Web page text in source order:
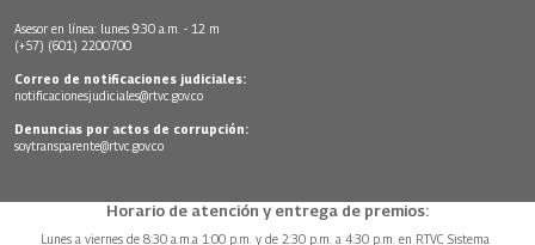
Asesor en línea: lunes 9:30 a.m. - 12 m
(+57) (601) 2200700
Correo de notificaciones judiciales:
notificacionesjudiciales@rtvc.gov.co
Denuncias por actos de corrupción:
soytransparente@rtvc.gov.co
Horario de atención y entrega de premios:
Lunes a viernes de 8:30 a.m.a 1:00 p.m. y de 2:30 p.m. a 4:30 p.m. en RTVC Sistema